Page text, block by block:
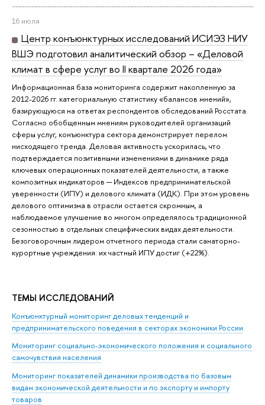
16 июля
Центр конъюнктурных исследований ИСИЭЗ НИУ
ВШЭ подготовил аналитический обзор – «Деловой
климат в сфере услуг во II квартале 2026 года»
Информационная база мониторинга содержит накопленную за
2012-2026 гг. категориальную статистику «балансов мнений»,
базирующуюся на ответах респондентов обследований Росстата.
Согласно обобщенным мнениям руководителей организаций
сферы услуг, конъюнктура сектора демонстрирует перелом
нисходящего тренда. Деловая активность ускорилась, что
подтверждается позитивными изменениями в динамике ряда
ключевых операционных показателей деятельности, а также
композитных индикаторов ─ Индексов предпринимательской
уверенности (ИПУ) и делового климата (ИДК). При этом уровень
делового оптимизма в отрасли остается скромным, а
наблюдаемое улучшение во многом определялось традиционной
сезонностью в отдельных специфических видах деятельности.
Безоговорочным лидером отчетного периода стали санаторно-
курортные учреждения: их частный ИПУ достиг (+22%).
ТЕМЫ ИССЛЕДОВАНИЙ
Конъюнктурный мониторинг деловых тенденций и
предпринимательского поведения в секторах экономики России
Мониторинг социально-экономического положения и социального
самочувствия населения
Мониторинг показателей динамики производства по базовым
видам экономической деятельности и по экспорту и импорту
товаров